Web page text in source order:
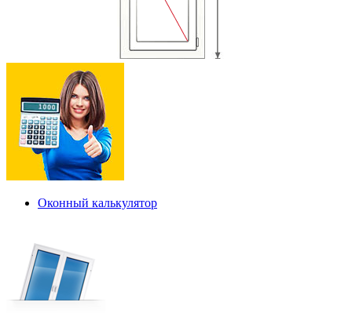
Оконный калькулятор